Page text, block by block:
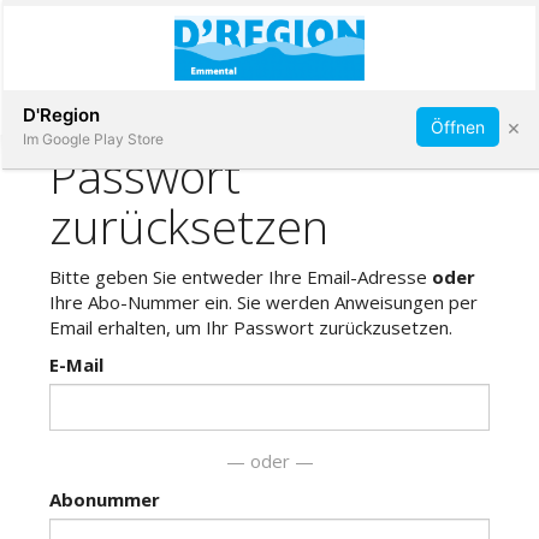
Immobilien
Veranstaltungen
Stellen
Abonnieren
D'Region
Im Google Play Store
Öffnen ×